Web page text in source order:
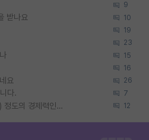
9
받나요 10
19
23
15
16
요 26
다. 7
박사진학하기에 2억은 괜찮은 (?) 정도의 경제력인가요 12